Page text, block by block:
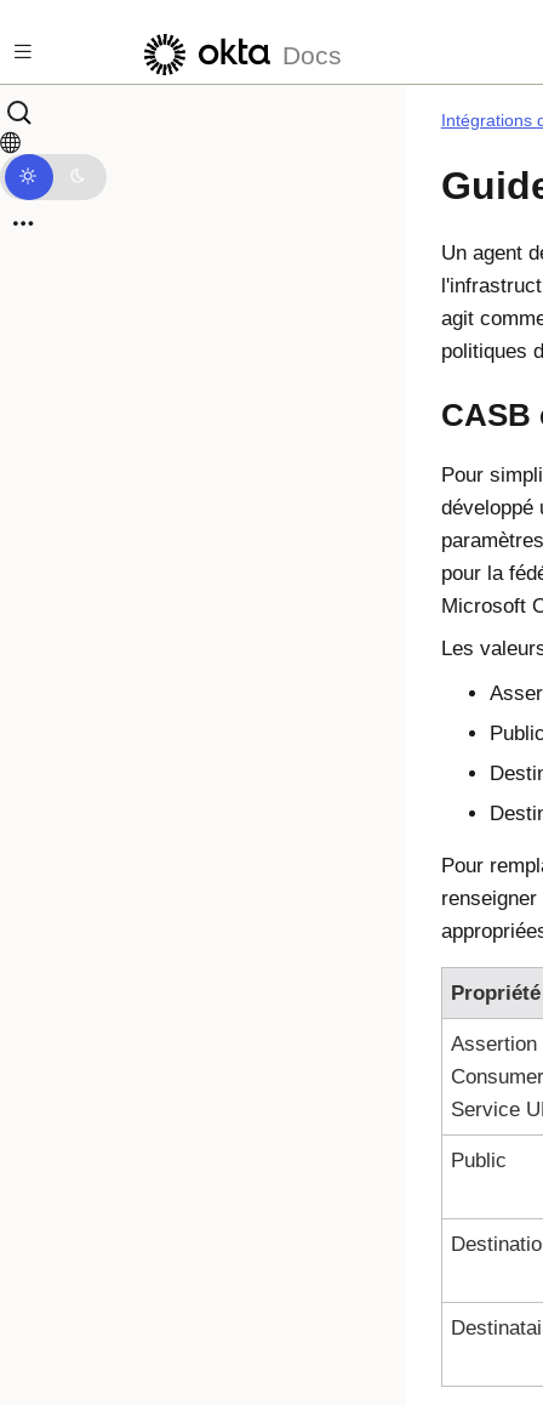
Docs
Intégrations
Un agent
agit
politiques
CASB
Pour
développé
pour la
Microsoft
Les
Pour
Assertion
Consumer
Service
Public